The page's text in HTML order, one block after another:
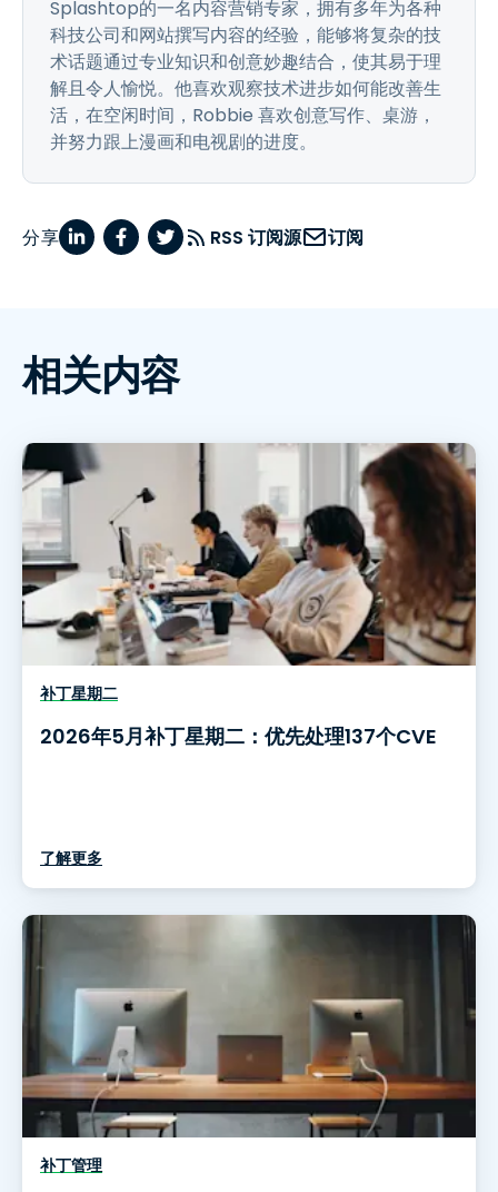
Splashtop的一名内容营销专家，拥有多年为各种
科技公司和网站撰写内容的经验，能够将复杂的技
术话题通过专业知识和创意妙趣结合，使其易于理
解且令人愉悦。他喜欢观察技术进步如何能改善生
活，在空闲时间，Robbie 喜欢创意写作、桌游，
并努力跟上漫画和电视剧的进度。
分享 RSS 订阅源 订阅
相关内容
补丁星期二
2026年5月补丁星期二：优先处理137个CVE
了解更多
补丁管理